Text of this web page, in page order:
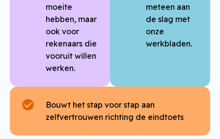
moeite
hebben, maar
ook voor
rekenaars die
vooruit willen
werken.
meteen aan
de slag met
onze
werkbladen.
Bouwt het stap voor stap aan
zelfvertrouwen richting de eindtoets